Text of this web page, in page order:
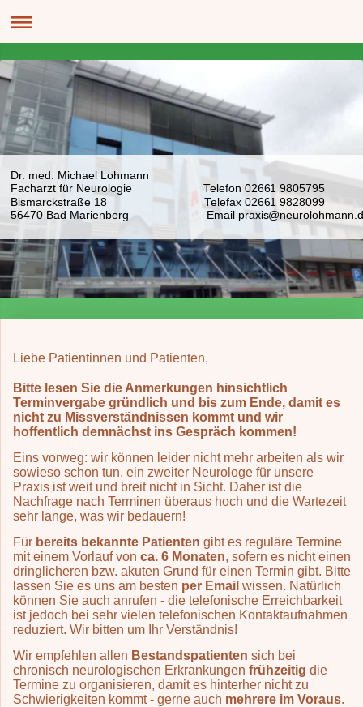
Dr. med. Michael Lohmann
Facharzt für Neurologie Telefon 02661 9805795
Bismarckstraße 18 Telefax 02661 9828099
56470 Bad Marienberg Email
Liebe Patientinnen und Patienten,
Bitte lesen Sie die Anmerkungen hinsichtlich
Terminvergabe gründlich und bis zum Ende, damit es
nicht zu Missverständnissen kommt und wir
hoffentlich demnächst ins Gespräch kommen!
Eins vorweg: wir können leider nicht mehr arbeiten als wir
sowieso schon tun, ein zweiter Neurologe für unsere
Praxis ist weit und breit nicht in Sicht. Daher ist die
Nachfrage nach Terminen überaus hoch und die Wartezeit
sehr lange, was wir bedauern!
Für bereits bekannte Patienten gibt es reguläre Termine
mit einem Vorlauf von ca. 6 Monaten, sofern es nicht einen
dringlicheren bzw. akuten Grund für einen Termin gibt. Bitte
lassen Sie es uns am besten per Email wissen. Natürlich
können Sie auch anrufen - die telefonische Erreichbarkeit
ist jedoch bei sehr vielen telefonischen Kontaktaufnahmen
reduziert. Wir bitten um Ihr Verständnis!
Wir empfehlen allen Bestandspatienten sich bei
chronisch neurologischen Erkrankungen frühzeitig die
Termine zu organisieren, damit es hinterher nicht zu
Schwierigkeiten kommt - gerne auch mehrere im Voraus.